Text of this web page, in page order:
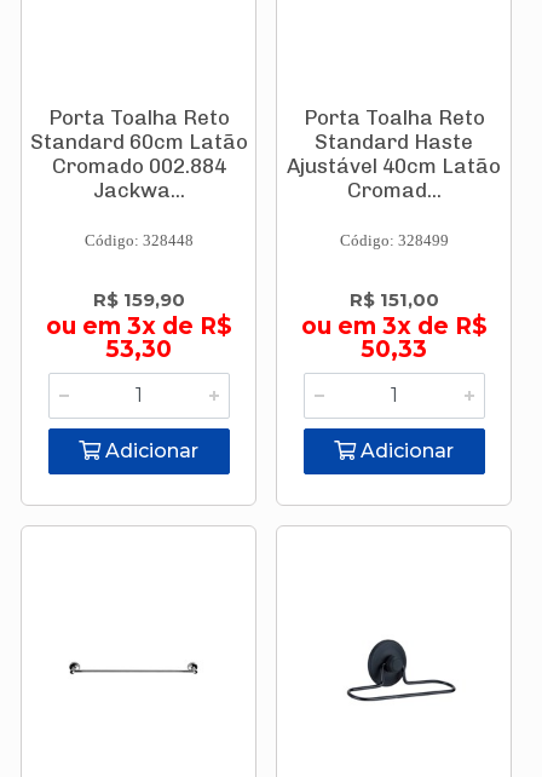
Porta Toalha Reto
Standard 60cm Latão
Cromado 002.884
Jackwa...
Código: 328448
R$ 159,90
ou em 3x de R$
53,30
Adicionar
Porta Toalha Reto
Standard Haste
Ajustável 40cm Latão
Cromad...
Código: 328499
R$ 151,00
ou em 3x de R$
50,33
Adicionar